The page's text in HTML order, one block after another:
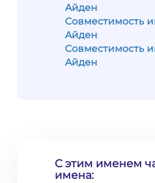
Айден
Совместимость
Айден
Совместимость
Айден
С этим именем
имена: